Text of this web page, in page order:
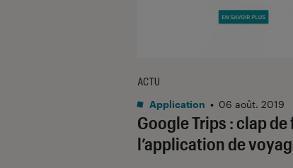
Google Trips : clap
l’application de
ACTU
Application • 06 août. 2019